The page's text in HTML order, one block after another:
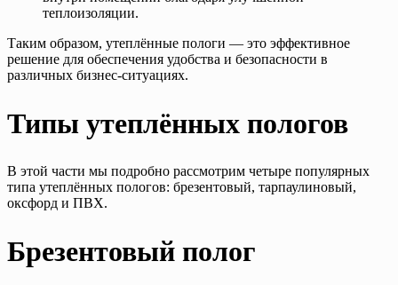
теплоизоляции.
Таким образом, утеплённые пологи — это эффективное
решение для обеспечения удобства и безопасности в
различных бизнес-ситуациях.
Типы утеплённых пологов
В этой части мы подробно рассмотрим четыре популярных
типа утеплённых пологов: брезентовый, тарпаулиновый,
оксфорд и ПВХ.
Брезентовый полог